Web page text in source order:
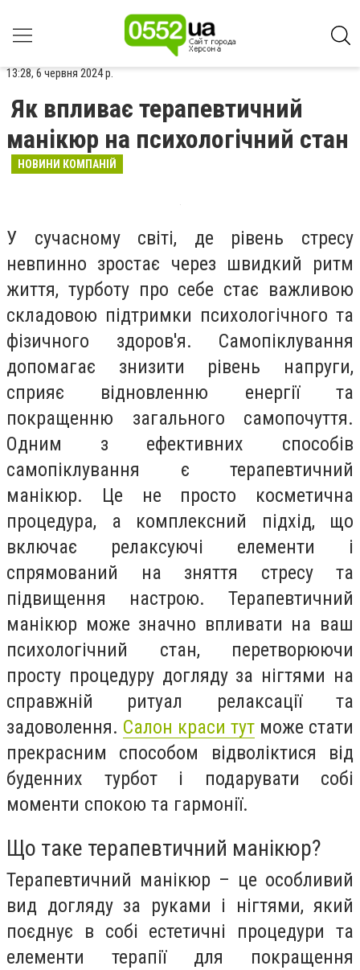
13:28, 6 червня 2024 р.
Як впливає терапевтичний
манікюр на психологічний стан
НОВИНИ КОМПАНІЙ
У сучасному світі, де рівень стресу
невпинно зростає через швидкий ритм
життя, турботу про себе стає важливою
складовою підтримки психологічного та
фізичного здоров'я. Самопіклування
допомагає знизити рівень напруги,
сприяє відновленню енергії та
покращенню загального самопочуття.
Одним з ефективних способів
самопіклування є терапевтичний
манікюр. Це не просто косметична
процедура, а комплексний підхід, що
включає релаксуючі елементи і
спрямований на зняття стресу та
підвищення настрою. Терапевтичний
манікюр може значно впливати на ваш
психологічний стан, перетворюючи
просту процедуру догляду за нігтями на
справжній ритуал релаксації та
задоволення. Салон краси тут може стати
прекрасним способом відволіктися від
буденних турбот і подарувати собі
моменти спокою та гармонії.
Що таке терапевтичний манікюр?
Терапевтичний манікюр – це особливий
вид догляду за руками і нігтями, який
поєднує в собі естетичні процедури та
елементи терапії для покращення